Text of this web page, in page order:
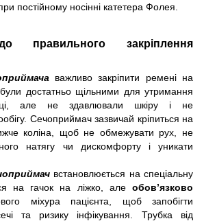
постійному носінні катетера Фолея.
правильного закріплення
важливо закріпити ремені на
достатньо щільними для утримання
але не здавлювали шкіру і не
Сечоприймач зазвичай кріпиться на
коліна, щоб не обмежувати рух, не
натягу чи дискомфорту і уникати
встановлюється на спеціальну
на гачок на ліжко, але обов’язково
міхура пацієнта, щоб запобігти
та ризику інфікування. Трубка від